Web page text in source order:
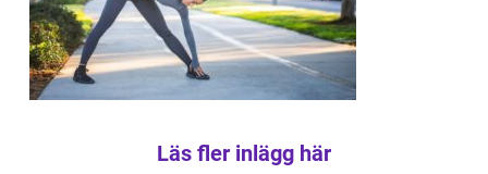
Läs fler inlägg här